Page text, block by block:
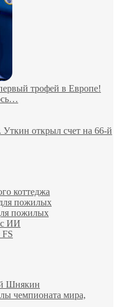
трофей в Европе!
открыл счет на 66‑й
коттеджа
пожилых
пожилых
с ИИ
Шнякин
чемпионата мира,